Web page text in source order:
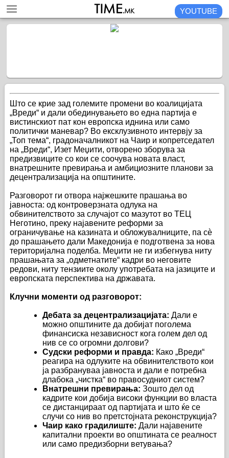
YOUTUBE
Што се крие зад големите промени во коалицијата
„Вреди“ и дали обединувањето во една партија е
вистинскиот пат кон европска иднина или само
политички маневар? Во ексклузивното интервју за
„Топ тема“, градоначалникот на Чаир и копретседател
на „Вреди“, Изет Меџити, отворено зборува за
предизвиците со кои се соочува новата власт,
внатрешните превирања и амбициозните планови за
децентрализација на општините.
Разговорот ги отвора најжешките прашања во
јавноста: од контроверзната одлука на
обвинителството за случајот со мазутот во ТЕЦ
Неготино, преку најавените реформи за
ограничување на казината и обложувалниците, па сè
до прашањето дали Македонија е подготвена за нова
територијална поделба. Меџити не ги избегнува ниту
прашањата за „одметнатите“ кадри во неговите
редови, ниту тензиите околу употребата на јазиците и
европската перспектива на државата.
Клучни моменти од разговорот:
Дебата за децентрализацијата: Дали е
можно општините да добијат поголема
финансиска независност кога голем дел од
нив се со огромни долгови?
Судски реформи и правда: Како „Вреди“
реагира на одлуките на обвинителството кои
ја разбрануваа јавноста и дали е потребна
длабока „чистка“ во правосудниот систем?
Внатрешни превирања: Зошто дел од
кадрите кои добија високи функции во власта
се дистанцираат од партијата и што ќе се
случи со нив во претстојната реконструкција?
Чаир како градилиште: Дали најавените
капитални проекти во општината се реалност
или само предизборни ветувања?